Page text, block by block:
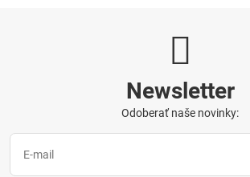
Newsletter
Odoberať naše novinky: